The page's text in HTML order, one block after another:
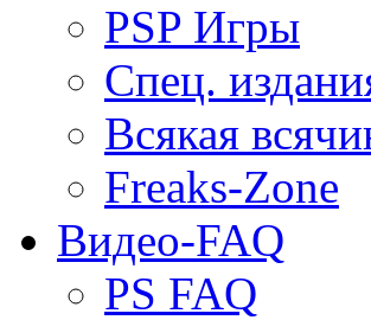
PSP Игры
Спец.
Всякая
Freaks-Zone
Видео-FAQ
PS FAQ